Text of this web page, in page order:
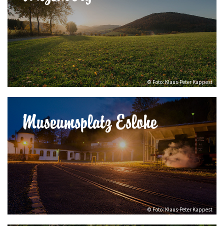
© Foto: Klaus-Peter Kappest
© Foto: Klaus-Peter Kappest
Museumsplatz Eslohe